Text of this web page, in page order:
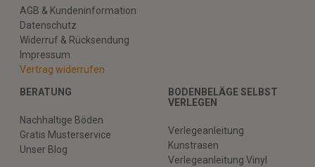
AGB & Kundeninformation
Datenschutz
Widerruf & Rücksendung
Impressum
Vertrag widerrufen
BERATUNG
Nachhaltige Böden
Gratis Musterservice
Unser Blog
BODENBELÄGE SELBST
VERLEGEN
Verlegeanleitung
Kunstrasen
Verlegeanleitung Vinyl